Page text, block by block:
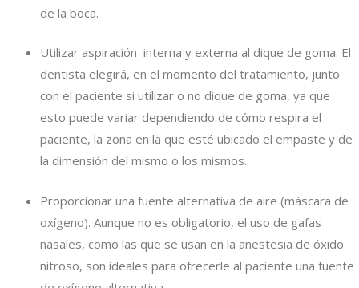
de la boca.
Utilizar aspiración interna y externa al dique de goma. El
dentista elegirá, en el momento del tratamiento, junto
con el paciente si utilizar o no dique de goma, ya que
esto puede variar dependiendo de cómo respira el
paciente, la zona en la que esté ubicado el empaste y de
la dimensión del mismo o los mismos.
Proporcionar una fuente alternativa de aire (máscara de
oxígeno). Aunque no es obligatorio, el uso de gafas
nasales, como las que se usan en la anestesia de óxido
nitroso, son ideales para ofrecerle al paciente una fuente